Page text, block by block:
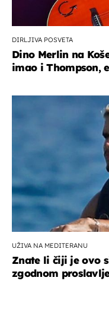
DIRLJIVA POSVETA
Dino Merlin na
imao i Thompson,
UŽIVA NA MEDITERANU
Znate li čiji je ovo
zgodnom